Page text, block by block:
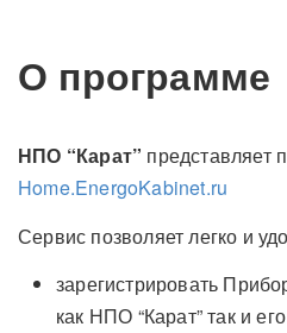
О программе
НПО “Карат” представляет
Home.EnergoKabinet.ru
Сервис позволяет легко и
зарегистрировать
как НПО “Карат” так и